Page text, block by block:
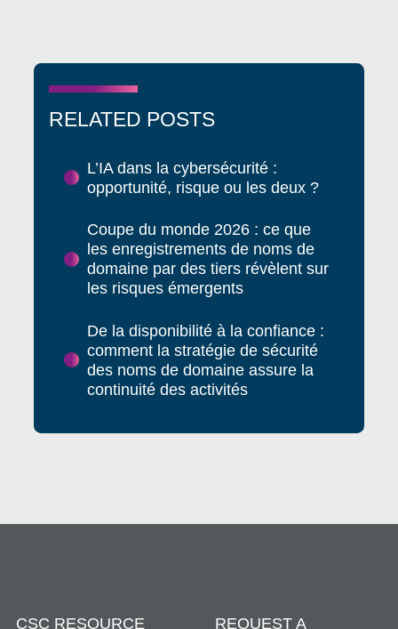
RELATED POSTS
L’IA dans la cybersécurité :
opportunité, risque ou les deux ?
Coupe du monde 2026 : ce que
les enregistrements de noms de
domaine par des tiers révèlent sur
les risques émergents
De la disponibilité à la confiance :
comment la stratégie de sécurité
des noms de domaine assure la
continuité des activités
CSC RESOURCE REQUEST A